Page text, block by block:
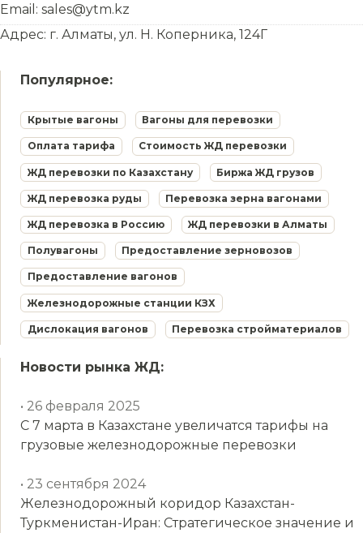
Email: sales@ytm.kz
Адрес: г. Алматы, ул. Н. Коперника, 124Г
Популярное:
Крытые вагоны Вагоны для перевозки
Оплата тарифа Стоимость ЖД перевозки
ЖД перевозки по Казахстану Биржа ЖД грузов
ЖД перевозка руды Перевозка зерна вагонами
ЖД перевозка в Россию ЖД перевозки в Алматы
Полувагоны Предоставление зерновозов
Предоставление вагонов
Железнодорожные станции КЗХ
Дислокация вагонов Перевозка стройматериалов
Новости рынка ЖД:
• 26 февраля 2025
С 7 марта в Казахстане увеличатся тарифы на
грузовые железнодорожные перевозки
• 23 сентября 2024
Железнодорожный коридор Казахстан-
Туркменистан-Иран: Стратегическое значение и